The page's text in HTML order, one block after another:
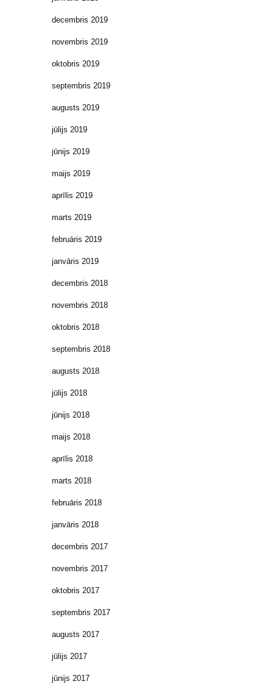
decembris 2019
novembris 2019
oktobris 2019
septembris 2019
augusts 2019
jūlijs 2019
jūnijs 2019
maijs 2019
aprīlis 2019
marts 2019
februāris 2019
janvāris 2019
decembris 2018
novembris 2018
oktobris 2018
septembris 2018
augusts 2018
jūlijs 2018
jūnijs 2018
maijs 2018
aprīlis 2018
marts 2018
februāris 2018
janvāris 2018
decembris 2017
novembris 2017
oktobris 2017
septembris 2017
augusts 2017
jūlijs 2017
jūnijs 2017